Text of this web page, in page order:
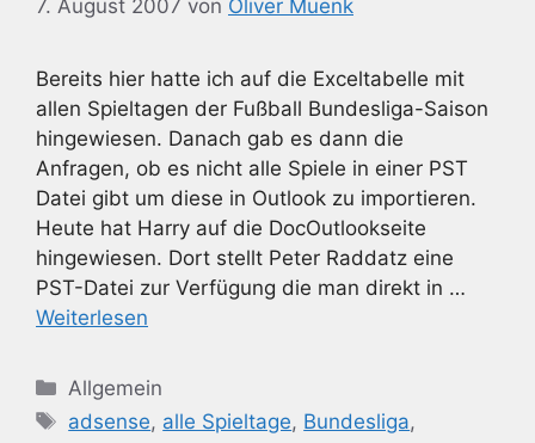
7. August 2007 von Oliver Muenk
Bereits hier hatte ich auf die Exceltabelle mit
allen Spieltagen der Fußball Bundesliga-Saison
hingewiesen. Danach gab es dann die
Anfragen, ob es nicht alle Spiele in einer PST
Datei gibt um diese in Outlook zu importieren.
Heute hat Harry auf die DocOutlookseite
hingewiesen. Dort stellt Peter Raddatz eine
PST-Datei zur Verfügung die man direkt in …
Weiterlesen
Kategorien
Allgemein
Schlagwörter
adsense, alle Spieltage, Bundesliga,